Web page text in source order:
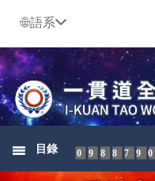
語系
目錄 0988790